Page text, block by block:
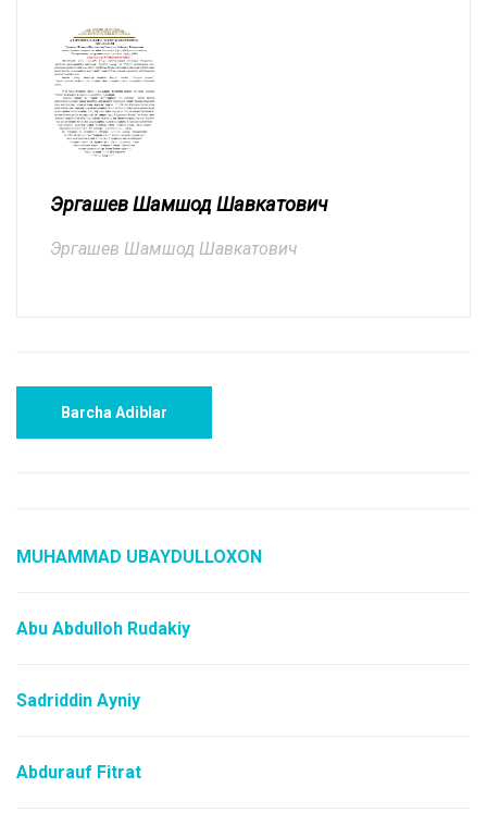
Эргашев Шамшод Шавкатович
Эргашев Шамшод Шавкатович
Barcha Adiblar
MUHAMMAD UBAYDULLOXON
Abu Abdulloh Rudakiy
Sadriddin Ayniy
Abdurauf Fitrat